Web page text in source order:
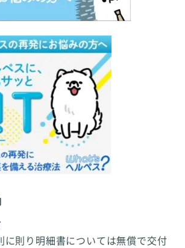
に則り明細書については無償で交付